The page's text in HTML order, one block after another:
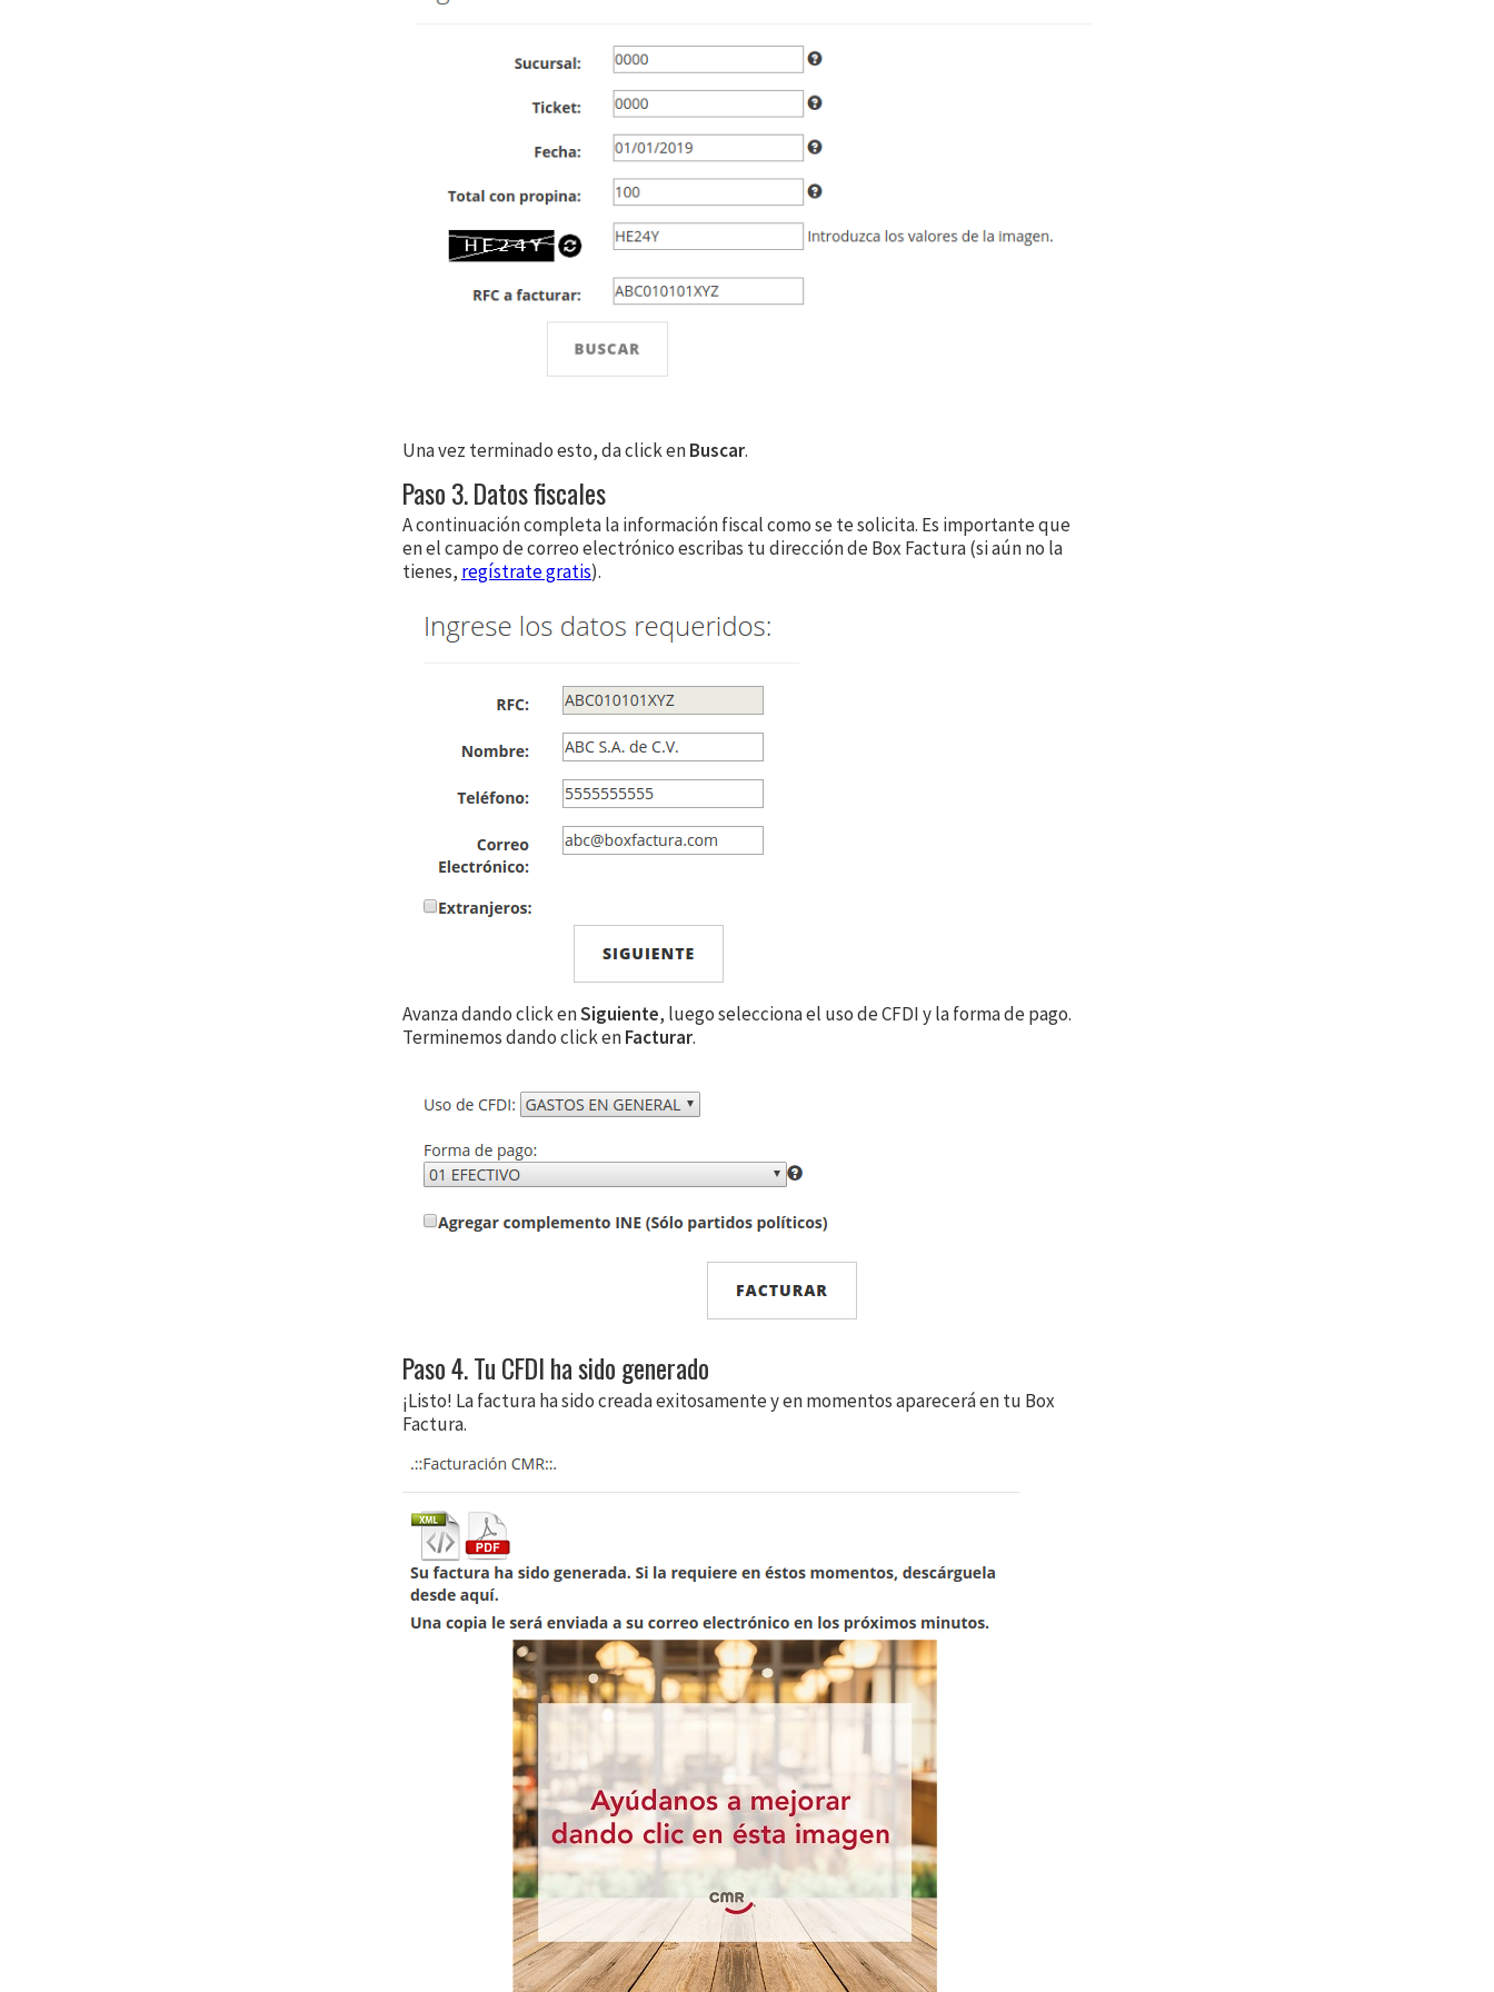
Una vez terminado esto, da click enBuscar.
Paso 3. Datos fiscales
A continuación completa la información fiscal como se te solicita. Es importante que
en el campo de correo electrónico escribas tu dirección de Box Factura (si aún no la
tienes, regístrate gratis).
Avanza dando click enSiguiente, luego selecciona el uso de CFDI y la forma de pago.
Terminemos dando click enFacturar.
Paso 4. Tu CFDI ha sido generado
¡Listo! La factura ha sido creada exitosamente y en momentos aparecerá en tu Box
Factura.